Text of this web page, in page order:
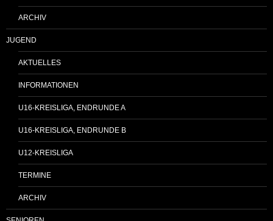
ARCHIV
JUGEND
AKTUELLES
INFORMATIONEN
U16-KREISLIGA, ENDRUNDE A
U16-KREISLIGA, ENDRUNDE B
U12-KREISLIGA
TERMINE
ARCHIV